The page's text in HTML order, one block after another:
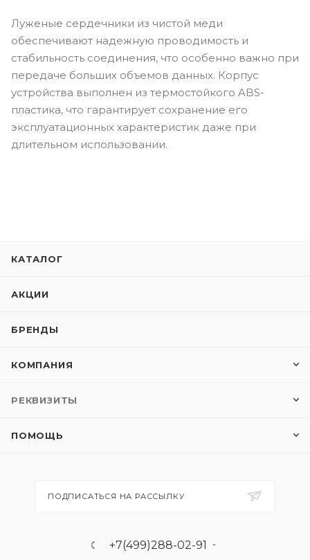
Луженые сердечники из чистой меди
обеспечивают надежную проводимость и
стабильность соединения, что особенно важно при
передаче больших объемов данных. Корпус
устройства выполнен из термостойкого ABS-
пластика, что гарантирует сохранение его
эксплуатационных характеристик даже при
длительном использовании.
КАТАЛОГ
АКЦИИ
БРЕНДЫ
КОМПАНИЯ
РЕКВИЗИТЫ
ПОМОЩЬ
ПОДПИСАТЬСЯ НА РАССЫЛКУ
+7(499)288-02-91